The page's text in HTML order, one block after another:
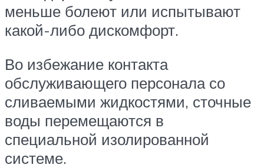
меньше болеют или испытывают
какой-либо дискомфорт.
Во избежание контакта
обслуживающего персонала со
сливаемыми жидкостями, сточные
воды перемещаются в
специальной изолированной
системе.